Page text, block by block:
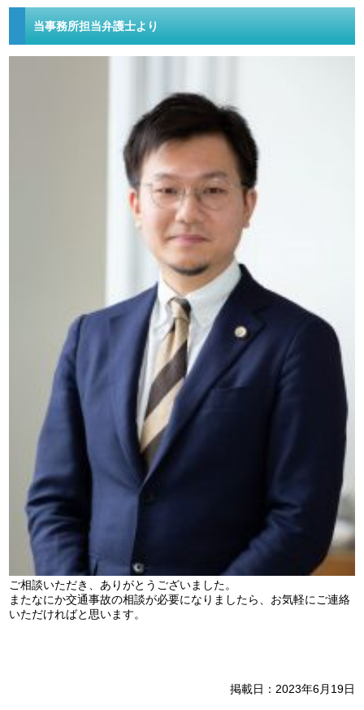
当事務所担当弁護士より
ご相談いただき、ありがとうございました。
またなにか交通事故の相談が必要になりましたら、お気軽にご連絡
いただければと思います。
掲載日：2023年6月19日